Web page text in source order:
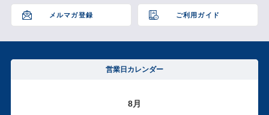
メルマガ登録 ご利用ガイド
へ
営業日カレンダー
8月